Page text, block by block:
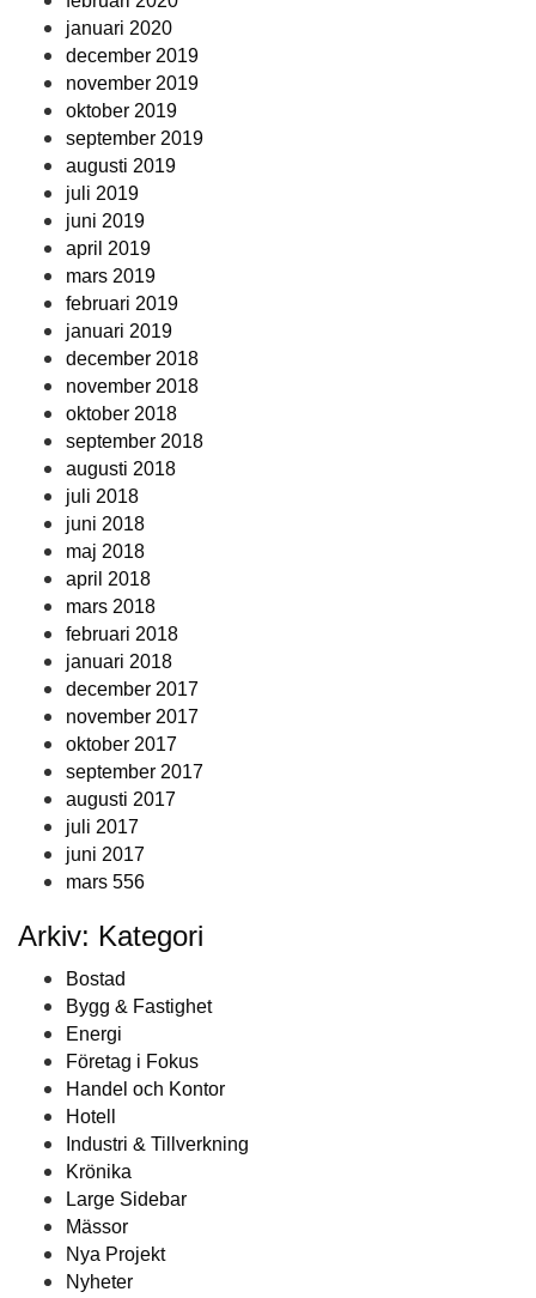
januari 2020
december 2019
november 2019
oktober 2019
september 2019
augusti 2019
juli 2019
juni 2019
april 2019
mars 2019
februari 2019
januari 2019
december 2018
november 2018
oktober 2018
september 2018
augusti 2018
juli 2018
juni 2018
maj 2018
april 2018
mars 2018
februari 2018
januari 2018
december 2017
november 2017
oktober 2017
september 2017
augusti 2017
juli 2017
juni 2017
mars 556
Arkiv: Kategori
Bostad
Bygg & Fastighet
Energi
Företag i Fokus
Handel och Kontor
Hotell
Industri & Tillverkning
Krönika
Large Sidebar
Mässor
Nya Projekt
Nyheter